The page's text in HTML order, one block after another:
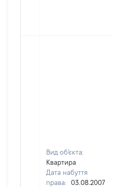
Вид об'єкта:
Квартира
Дата набуття
права:
03.08.2007